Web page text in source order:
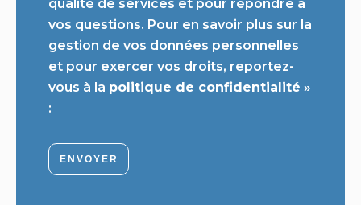
qualité de services et pour répondre à
vos questions. Pour en savoir plus sur la
gestion de vos données personnelles
et pour exercer vos droits, reportez-
vous à la politique de confidentialité »
:
ENVOYER